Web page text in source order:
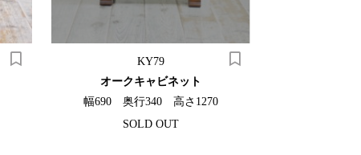
KY79
オークキャビネット
幅690 奥行340 高さ1270
SOLD OUT